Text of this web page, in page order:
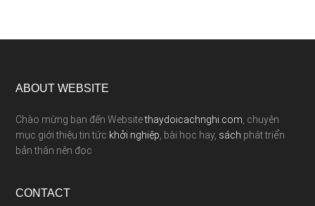
ABOUT WEBSITE
Chào mừng bạn đến Websitethaydoicachnghi.com , chuyên
mục giới thiệu tin tức khởi nghiệp , bài học hay, sách phát triển
bản thân nên đọc
CONTACT